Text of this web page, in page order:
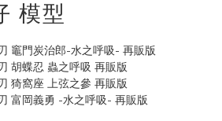
模型
竈門炭治郎-水之呼吸- 再販版
胡蝶忍 蟲之呼吸 再販版
猗窩座 上弦之參 再販版
富岡義勇 -水之呼吸- 再販版